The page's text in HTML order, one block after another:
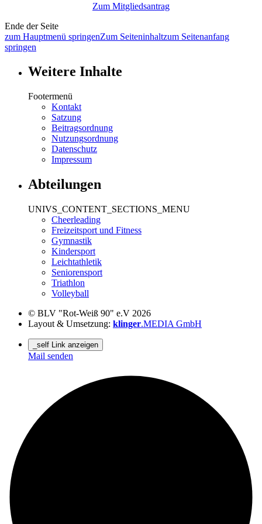
Zum Mitgliedsantrag
Ende der Seite
zum Hauptmenü springenZum Seiteninhaltzum Seitenanfang
springen
Weitere Inhalte
Footermenü
Kontakt
Satzung
Beitragsordnung
Nutzungsordnung
Datenschutz
Impressum
Abteilungen
UNIVS_CONTENT_SECTIONS_MENU
Cheerleading
Freizeitsport und Fitness
Gymnastik
Kindersport
Leichtathletik
Seniorensport
Triathlon
Volleyball
© BLV "Rot-Weiß 90" e.V 2026
Layout & Umsetzung: klinger.MEDIA GmbH
_self Link anzeigen
Mail senden